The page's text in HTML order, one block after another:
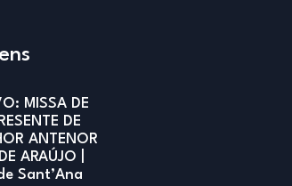
MISSA DE
DE
ANTENOR
ARAÚJO |
Sant’Ana